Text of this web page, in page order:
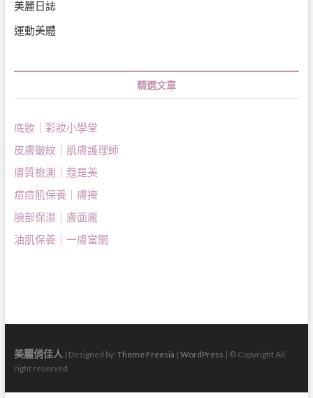
美麗日誌
運動美體
精選文章
底妝｜彩妝小學堂
皮膚皺紋｜肌膚護理師
膚質檢測｜蔻是美
痘痘肌保養｜膚掩
臉部保濕｜膚面魔
油肌保養｜一膚當關
美麗俏佳人| Designed by: Theme Freesia | WordPress | © Copyright All
right reserved